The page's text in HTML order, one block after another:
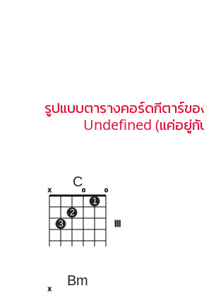
รูปแบบตารางคอร์ดกีตาร์ข
Undefined (แค่อยู่กั
C
x
3
2
o
1
o
Bm
x